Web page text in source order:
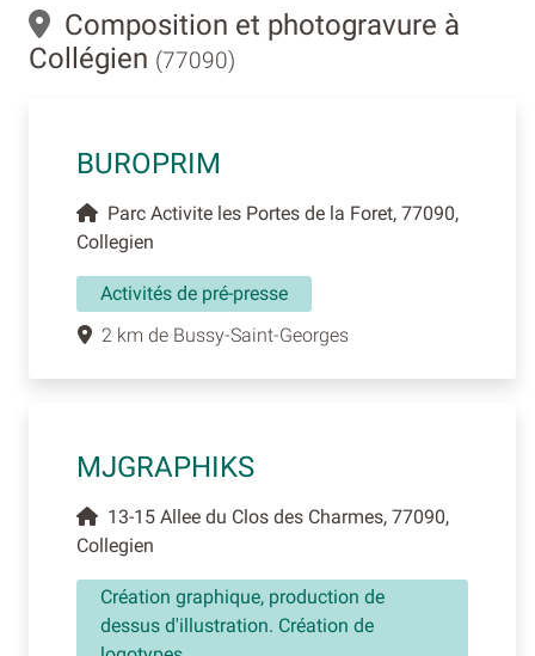
Composition et photogravure à
Collégien (77090)
BUROPRIM
Parc Activite les Portes de la Foret, 77090,
Collegien
Activités de pré-presse
2 km de Bussy-Saint-Georges
MJGRAPHIKS
13-15 Allee du Clos des Charmes, 77090,
Collegien
Création graphique, production de
dessus d'illustration. Création de